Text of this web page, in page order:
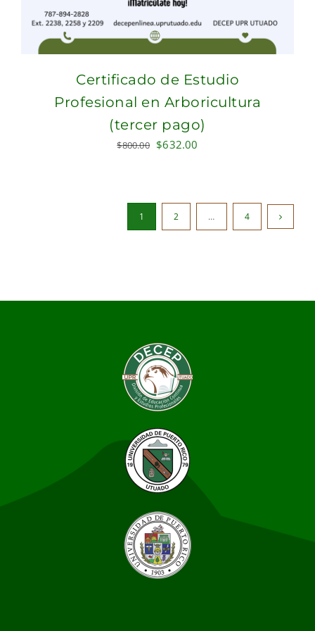
Certificado de Estudio
Profesional en Arboricultura
(tercer pago)
$800.00 Original
$632.00
1 2 … 4